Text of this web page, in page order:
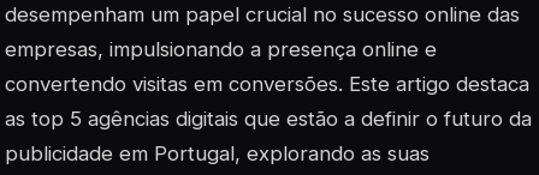
desempenham um papel crucial no sucesso online das
empresas, impulsionando a presença online e
convertendo visitas em conversões. Este artigo destaca
as top 5 agências digitais que estão a definir o futuro da
publicidade em Portugal, explorando as suas